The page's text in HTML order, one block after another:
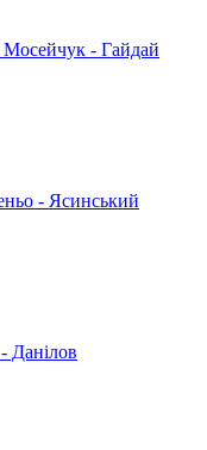
- Гайдай
- Ясинський
Данілов